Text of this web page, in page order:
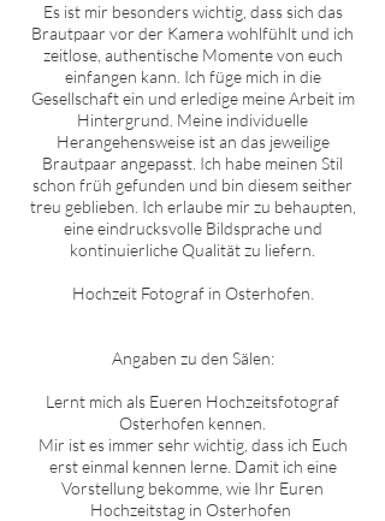
Es ist mir besonders wichtig, dass sich das
Brautpaar vor der Kamera wohlfühlt und ich
zeitlose, authentische Momente von euch
einfangen kann. Ich füge mich in die
Gesellschaft ein und erledige meine Arbeit im
Hintergrund. Meine individuelle
Herangehensweise ist an das jeweilige
Brautpaar angepasst. Ich habe meinen Stil
schon früh gefunden und bin diesem seither
treu geblieben. Ich erlaube mir zu behaupten,
eine eindrucksvolle Bildsprache und
kontinuierliche Qualität zu liefern.
Hochzeit Fotograf in Osterhofen
Angaben zu den Sälen:
Lernt mich als Eueren Hochzeitsfotograf
Osterhofen kennen.
Mir ist es immer sehr wichtig, dass ich Euch
erst einmal kennen lerne. Damit ich eine
Vorstellung bekomme, wie Ihr Euren
Hochzeitstag in Osterhofen